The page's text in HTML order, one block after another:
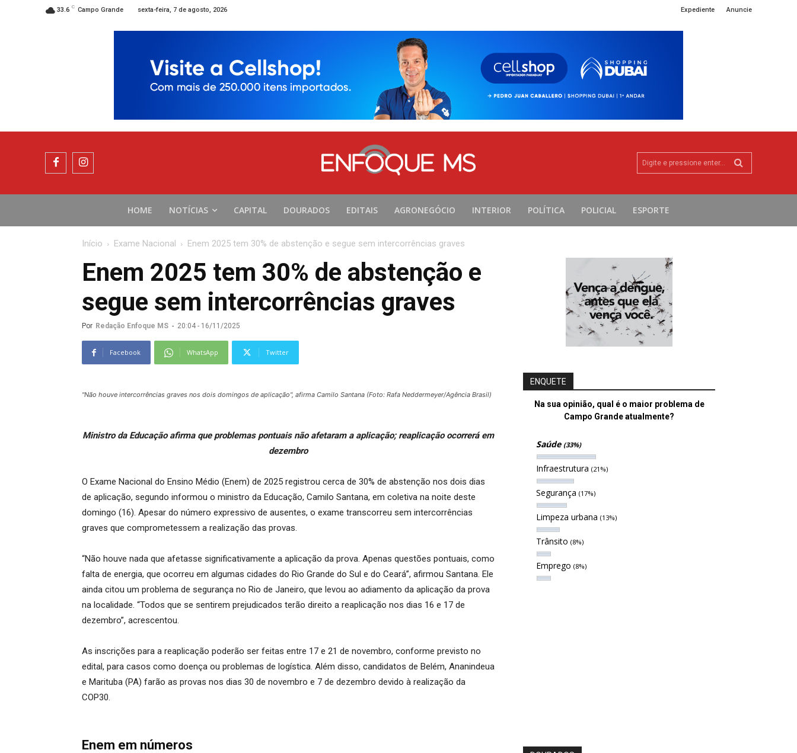
33.6 C Campo Grande sexta-feira, 7 de agosto, 2026 Expediente Anuncie
Digite e pressione enter...
HOME NOTÍCIAS CAPITAL DOURADOS EDITAIS AGRONEGÓCIO INTERIOR POLÍTICA POLICIAL ESPORTE
Início Exame Nacional Enem 2025 tem 30% de abstenção e segue sem intercorrências graves
Enem 2025 tem 30% de abstenção e
segue sem intercorrências graves
Por Redação Enfoque MS - 20:04 - 16/11/2025
Facebook WhatsApp Twitter
"Não houve intercorrências graves nos dois domingos de aplicação", afirma Camilo Santana (Foto: Rafa Neddermeyer/Agência Brasil)
Ministro da Educação afirma que problemas pontuais não afetaram a aplicação; reaplicação ocorrerá em
dezembro
O Exame Nacional do Ensino Médio (Enem) de 2025 registrou cerca de 30% de abstenção nos dois dias
de aplicação, segundo informou o ministro da Educação, Camilo Santana, em coletiva na noite deste
domingo (16). Apesar do número expressivo de ausentes, o exame transcorreu sem intercorrências
graves que comprometessem a realização das provas.
“Não houve nada que afetasse significativamente a aplicação da prova. Apenas questões pontuais, como
falta de energia, que ocorreu em algumas cidades do Rio Grande do Sul e do Ceará”, afirmou Santana. Ele
ainda citou um problema de segurança no Rio de Janeiro, que levou ao adiamento da aplicação da prova
na localidade. “Todos que se sentirem prejudicados terão direito a reaplicação nos dias 16 e 17 de
dezembro”, acrescentou.
As inscrições para a reaplicação poderão ser feitas entre 17 e 21 de novembro, conforme previsto no
edital, para casos como doença ou problemas de logística. Além disso, candidatos de Belém, Ananindeua
e Marituba (PA) farão as provas nos dias 30 de novembro e 7 de dezembro devido à realização da
COP30.
Enem em números
ENQUETE
Na sua opinião, qual é o maior problema de
Campo Grande atualmente?
Saúde (33%)
Infraestrutura (21%)
Segurança (17%)
Limpeza urbana (13%)
Trânsito (8%)
Emprego (8%)